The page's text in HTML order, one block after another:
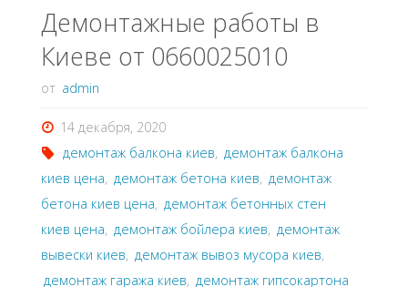
Демонтажные работы в
Киеве от 0660025010
от admin
14 декабря, 2020
демонтаж балкона киев, демонтаж балкона
киев цена, демонтаж бетона киев, демонтаж
бетона киев цена, демонтаж бетонных стен
киев цена, демонтаж бойлера киев, демонтаж
вывески киев, демонтаж вывоз мусора киев,
демонтаж гаража киев, демонтаж гипсокартона